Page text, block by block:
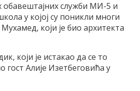
обавештајних служби МИ-5 и
у којој су поникли многи
који је био архитекта
који је истакао да се то
гост Алије Изетбеговића у